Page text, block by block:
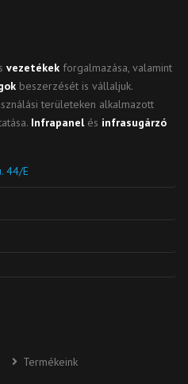
vezetékek forgalmazása, valamint
beszerzését is vállaljuk.
területeken alkalmazott
Infrapanel és infrasugárzó
44/E
Termékeink